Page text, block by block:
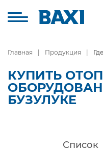
Главная Продукция
КУПИТЬ
БУЗУЛУКЕ
Список